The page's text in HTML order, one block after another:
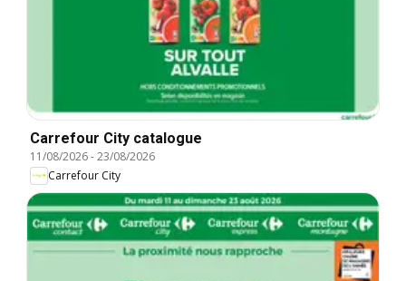
Carrefour City catalogue
11/08/2026-23/08/2026
Carrefour City